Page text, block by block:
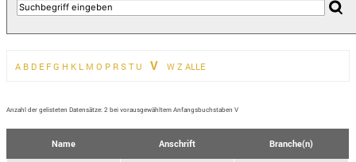
A B D E F G H K L M O P R S T U V W Z ALLE
Anzahl der gelisteten Datensätze: 2 bei vorausgewähltem Anfangsbuchstaben V
Name Anschrift Branche(n)